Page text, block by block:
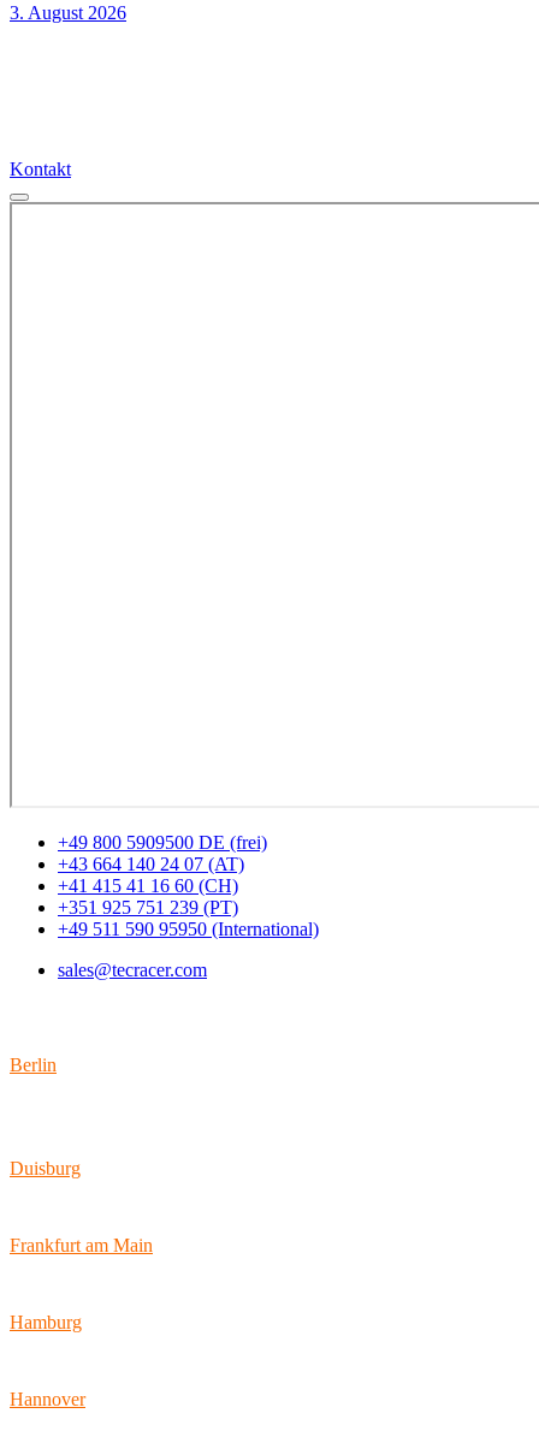
3. August 2026
Kontakt
+49 800 5909500 DE (frei)
+43 664 140 24 07 (AT)
+41 415 41 16 60 (CH)
+351 925 751 239 (PT)
+49 511 590 95950 (International)
sales@tecracer.com
Berlin
Duisburg
Frankfurt am Main
Hamburg
Hannover